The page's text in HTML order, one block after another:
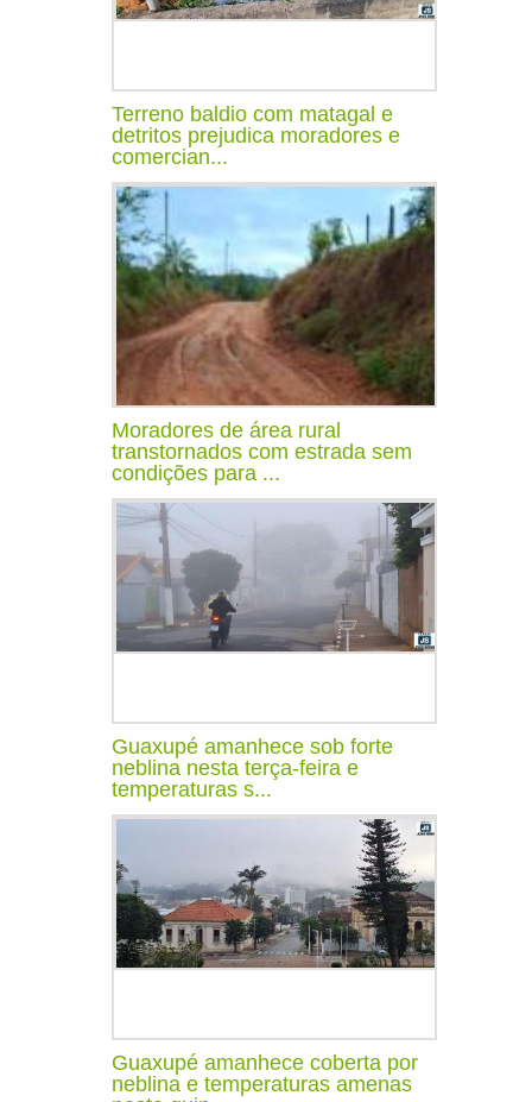
Terreno baldio com matagal e
detritos prejudica moradores e
comercian...
Moradores de área rural
transtornados com estrada sem
condições para ...
Guaxupé amanhece sob forte
neblina nesta terça-feira e
temperaturas s...
Guaxupé amanhece coberta por
neblina e temperaturas amenas